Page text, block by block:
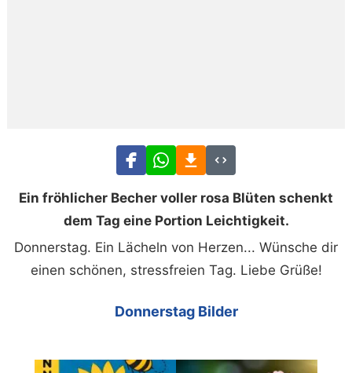
Ein fröhlicher Becher voller rosa Blüten schenkt
dem Tag eine Portion Leichtigkeit.
Donnerstag. Ein Lächeln von Herzen... Wünsche dir
einen schönen, stressfreien Tag. Liebe Grüße!
Donnerstag Bilder